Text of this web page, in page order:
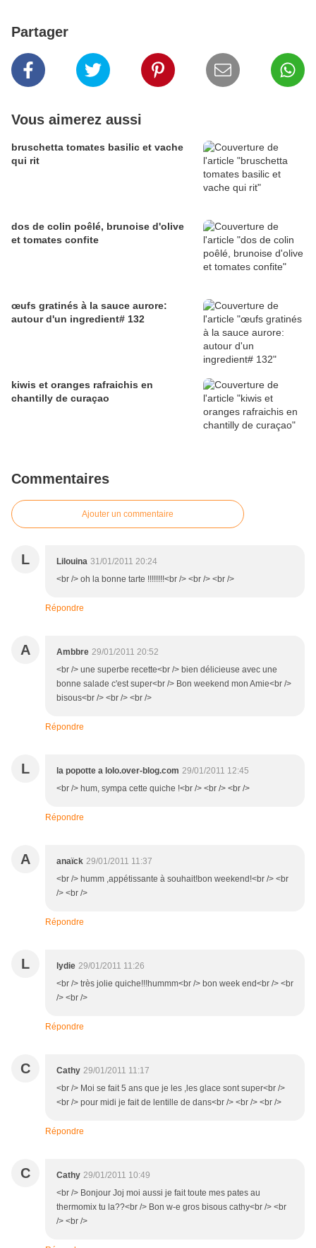
Partager
Vous aimerez aussi
bruschetta tomates basilic et vache
qui rit
dos de colin poêlé, brunoise d'olive
et tomates confite
œufs gratinés à la sauce aurore:
autour d'un ingredient# 132
kiwis et oranges rafraichis en
chantilly de curaçao
Commentaires
Ajouter un commentaire
L Lilouina 31/01/2011 20:24
<br /> oh la bonne tarte !!!!!!!!<br /> <br /> <br />
Répondre
A Ambbre 29/01/2011 20:52
<br /> une superbe recette<br /> bien délicieuse avec une
bonne salade c'est super<br /> Bon weekend mon Amie<br />
bisous<br /> <br /> <br />
Répondre
L la popotte a lolo.over-blog.com 29/01/2011 12:45
<br /> hum, sympa cette quiche !<br /> <br /> <br />
Répondre
A anaïck 29/01/2011 11:37
<br /> humm ,appétissante à souhait!bon weekend!<br /> <br
/> <br />
Répondre
L lydie 29/01/2011 11:26
<br /> très jolie quiche!!!hummm<br /> bon week end<br /> <br
/> <br />
Répondre
C Cathy 29/01/2011 11:17
<br /> Moi se fait 5 ans que je les ,les glace sont super<br />
<br /> pour midi je fait de lentille de dans<br /> <br /> <br />
Répondre
C Cathy 29/01/2011 10:49
<br /> Bonjour Joj moi aussi je fait toute mes pates au
thermomix tu la??<br /> Bon w-e gros bisous cathy<br /> <br
/> <br />